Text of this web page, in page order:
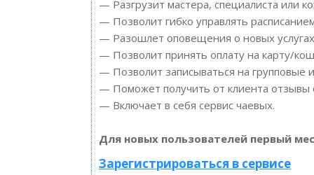
— Разгрузит мастера, специалиста или
— Позволит гибко управлять
— Разошлет оповещения о новых
— Позволит принять оплату на карту/
— Позволит записываться на групповые
— Поможет получить от клиента отзывы
— Включает в себя сервис чаевых.
Для новых пользователей первый
Зарегистрироваться в сервисе